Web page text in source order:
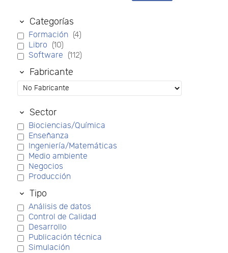
Categorías
Formación (4)
Libro (10)
Software (112)
Fabricante
Sector
Biociencias/Química
Enseñanza
Ingeniería/Matemáticas
Medio ambiente
Negocios
Producción
Tipo
Análisis de datos
Control de Calidad
Desarrollo
Publicación técnica
Simulación